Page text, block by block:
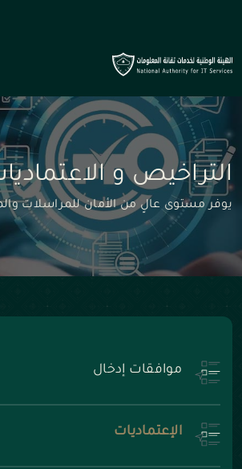
التراخيص و
يوفر مستوى عالٍ من الأمان للمراسلات
موافقات إدخال
الإعتماديات